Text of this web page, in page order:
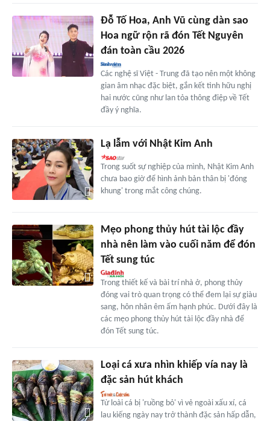
Đỗ Tố Hoa, Anh Vũ cùng dàn sao
Hoa ngữ rộn rã đón Tết Nguyên
đán toàn cầu 2026
Các nghệ sĩ Việt - Trung đã tạo nên một không
gian âm nhạc đặc biệt, gắn kết tình hữu nghị
hai nước cũng như lan tỏa thông điệp về Tết
đầy ý nghĩa.
Lạ lẫm với Nhật Kim Anh
Trong suốt sự nghiệp của mình, Nhật Kim Anh
chưa bao giờ để hình ảnh bản thân bị 'đóng
khung' trong mắt công chúng.
Mẹo phong thủy hút tài lộc đầy
nhà nên làm vào cuối năm để đón
Tết sung túc
Trong thiết kế và bài trí nhà ở, phong thủy
đóng vai trò quan trọng có thể đem lại sự giàu
sang, hôn nhân êm ấm hạnh phúc. Dưới đây là
các mẹo phong thủy hút tài lộc đầy nhà để
đón Tết sung túc.
Loại cá xưa nhìn khiếp vía nay là
đặc sản hút khách
Từ loài cá bị 'ruồng bỏ' vì vẻ ngoài xấu xí, cá
lau kiếng ngày nay trở thành đặc sản hấp dẫn,